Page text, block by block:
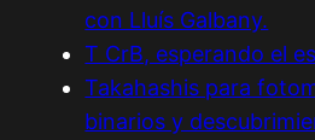
con Lluís Galbany.
T CrB, esperando el
Takahashis para
binarios y